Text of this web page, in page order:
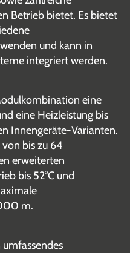
Betrieb bietet. Es bietet
und kann in
integriert werden.
eine
eine Heizleistung bis
Innengeräte-Varianten.
bis zu 64
erweiterten
bis 52°C und
m.